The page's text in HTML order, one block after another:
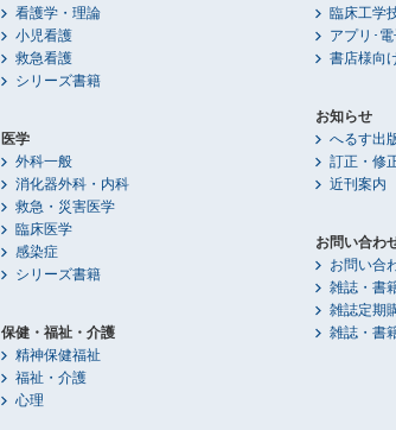
看護学・理論
小児看護
救急看護
シリーズ書籍
医学
外科一般
消化器外科・内科
救急・災害医学
臨床医学
感染症
シリーズ書籍
保健・福祉・介護
精神保健福祉
福祉・介護
心理
臨床工学
アプリ･
書店様向
お知らせ
へるす出
訂正・修
近刊案内
お問い合わ
お問い合
雑誌・書
雑誌定期
雑誌・書